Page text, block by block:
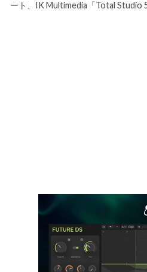
ート、IK Multimedia「Total Studio